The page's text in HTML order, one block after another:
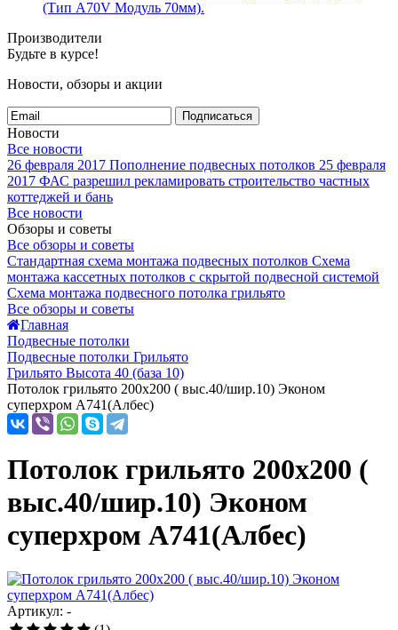
(Тип A70V Модуль 70мм).
Производители
Будьте в курсе!
Новости, обзоры и акции
Подписаться
Новости
Все новости
26 февраля 2017 Пополнение подвесных потолков 25 февраля
2017 ФАС разрешил рекламировать строительство частных
коттеджей и бань
Все новости
Обзоры и советы
Все обзоры и советы
Стандартная схема монтажа подвесных потолков Схема
монтажа кассетных потолков с скрытой подвесной системой
Схема монтажа подвесного потолка грильято
Все обзоры и советы
Главная
Подвесные потолки
Подвесные потолки Грильято
Грильято Высота 40 (база 10)
Потолок грильято 200х200 ( выс.40/шир.10) Эконом
суперхром А741(Албес)
Потолок грильято 200х200 (
выс.40/шир.10) Эконом
суперхром А741(Албес)
Артикул: -